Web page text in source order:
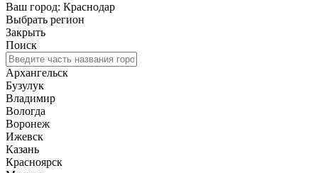
Ваш город: Краснодар
Выбрать регион
Закрыть
Поиск
Архангельск
Бузулук
Владимир
Вологда
Воронеж
Ижевск
Казань
Красноярск